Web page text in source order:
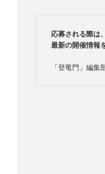
応募される際は
最新の開催情報
「登竜門」編集